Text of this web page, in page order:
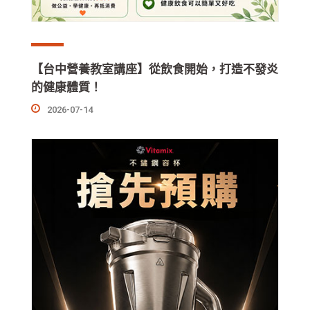
【台中營養教室講座】從飲食開始，打造不發炎
的健康體質！
2026-07-14